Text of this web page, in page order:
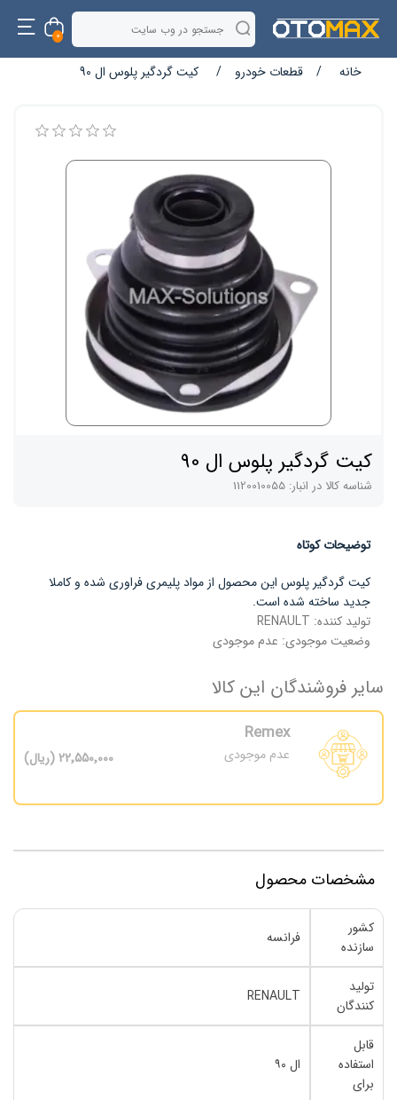
0
خانه / قطعات خودرو / کیت گردگیر پلوس ال 90
کیت گردگیر پلوس ال 90
شناسه کالا در انبار: 1120010055
توضیحات کوتاه
کیت گردگیر پلوس این محصول از مواد پلیمری فراوری شده و کاملا
جدید ساخته شده است.
تولید کننده: RENAULT
وضعیت موجودی: عدم موجودی
سایر فروشندگان این کالا
Remex
عدم موجودی 22٬550٬000 (ریال)
مشخصات محصول
کشور
سازنده
فرانسه
تولید
کنندگان
RENAULT
قابل
استفاده
برای
ال ۹۰